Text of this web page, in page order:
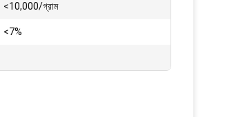
<10,000/গ্রাম
<7%